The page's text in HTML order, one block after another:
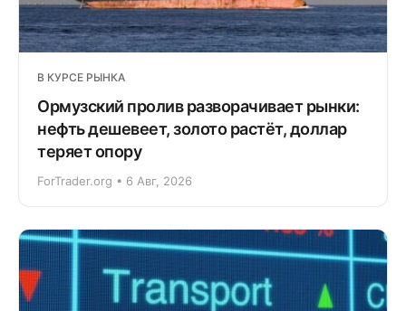
В КУРСЕ РЫНКА
Ормузский пролив разворачивает рынки:
нефть дешевеет, золото растёт, доллар
теряет опору
ForTrader.org • 6 Авг, 2026